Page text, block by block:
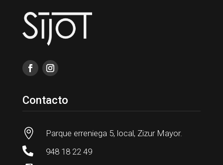
Contacto
 Parque erreniega 5, local, Zizur Mayor.
 948 18 22 49